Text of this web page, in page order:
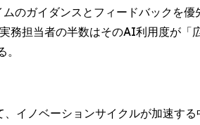
のガイダンスとフィードバックを優
実務担当者の半数はそのAI利用度が「
イノベーションサイクルが加速す